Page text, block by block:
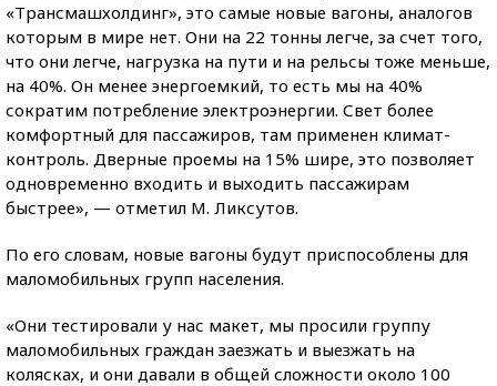
«Трансмашхолдинг», это самые новые вагоны, аналогов
которым в мире нет. Они на 22 тонны легче, за счет того,
что они легче, нагрузка на пути и на рельсы тоже меньше,
на 40%. Он менее энергоемкий, то есть мы на 40%
сократим потребление электроэнергии. Свет более
комфортный для пассажиров, там применен климат-
контроль. Дверные проемы на 15% шире, это позволяет
одновременно входить и выходить пассажирам
быстрее», — отметил М. Ликсутов.
По его словам, новые вагоны будут приспособлены для
маломобильных групп населения.
«Они тестировали у нас макет, мы просили группу
маломобильных граждан заезжать и выезжать на
колясках, и они давали в общей сложности около 100